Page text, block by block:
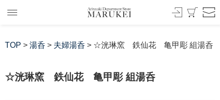
TOP > 湯呑 > 夫婦湯呑 > ☆洸琳窯 鉄仙花 亀甲彫 組湯呑
☆洸琳窯 鉄仙花 亀甲彫 組湯呑